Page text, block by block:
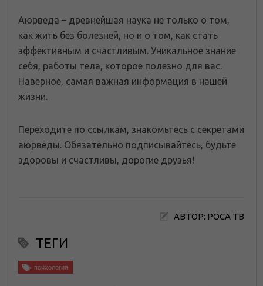
Аюрведа – древнейшая наука не только о том,
как жить без болезней, но и о том, как стать
эффективным и счастливым. Уникальное знание
себя, работы тела, которое полезно для вас.
Наверное, самая важная информация в нашей
жизни.
Переходите по ссылкам, знакомьтесь с секретами
аюрведы. Обязательно подписывайтесь, будьте
здоровы и счастливы, дорогие друзья!
АВТОР: РОСА ТВ
ТЕГИ
психология